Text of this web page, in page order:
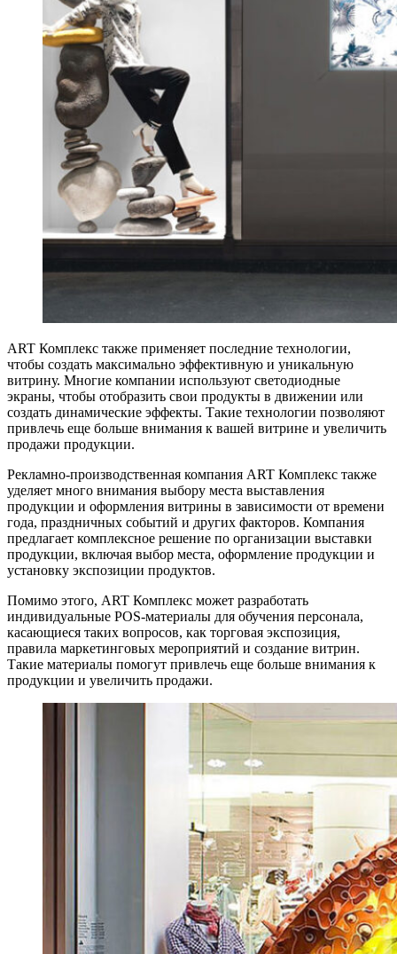
ART Комплекс также применяет последние технологии,
чтобы создать максимально эффективную и уникальную
витрину. Многие компании используют светодиодные
экраны, чтобы отобразить свои продукты в движении или
создать динамические эффекты. Такие технологии позволяют
привлечь еще больше внимания к вашей витрине и увеличить
продажи продукции.
Рекламно-производственная компания ART Комплекс также
уделяет много внимания выбору места выставления
продукции и оформления витрины в зависимости от времени
года, праздничных событий и других факторов. Компания
предлагает комплексное решение по организации выставки
продукции, включая выбор места, оформление продукции и
установку экспозиции продуктов.
Помимо этого, ART Комплекс может разработать
индивидуальные POS-материалы для обучения персонала,
касающиеся таких вопросов, как торговая экспозиция,
правила маркетинговых мероприятий и создание витрин.
Такие материалы помогут привлечь еще больше внимания к
продукции и увеличить продажи.